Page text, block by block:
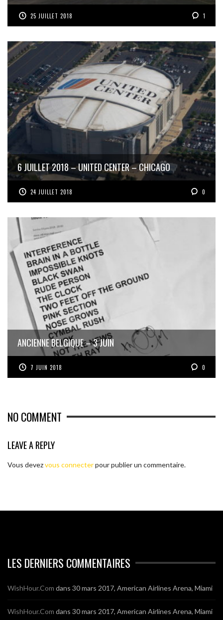
25 JUILLET 2018 1
6 JUILLET 2018 – UNITED CENTER – CHICAGO
24 JUILLET 2018 0
ANCIENNE BELGIQUE – 3 JUIN
7 JUIN 2018 0
NO COMMENT
LEAVE A REPLY
Vous devezvous connecterpour publier un commentaire.
LES DERNIERS COMMENTAIRES
WishHour.Com dans 30 mars 2017, American Airlines Arena, Miami
WishHour.Com dans 30 mars 2017, American Airlines Arena, Miami